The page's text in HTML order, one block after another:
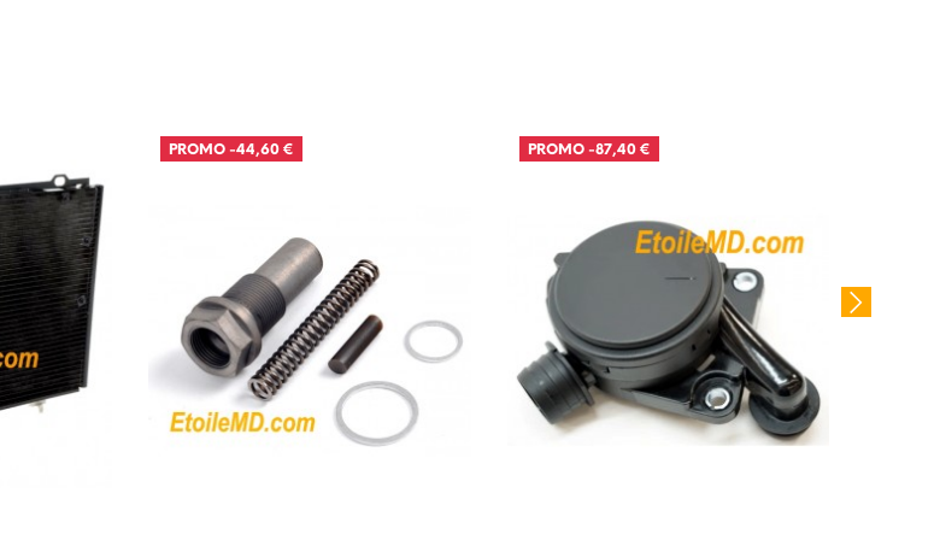
PROMO -44,60 € PROMO-87,40 €